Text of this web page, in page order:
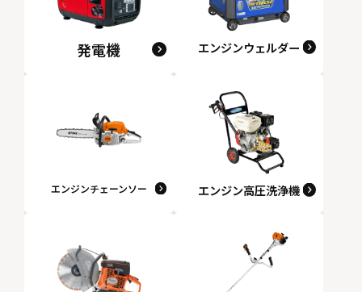
発電機 エンジンウェルダー
エンジンチェーンソー エンジン高圧洗浄機